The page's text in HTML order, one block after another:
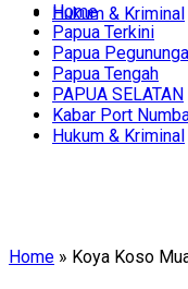
Hukum & Kriminal
Home
Papua Terkini
Papua
Papua Tengah
PAPUA SELATAN
Kabar Port
Hukum & Kriminal
Home » Koya Koso